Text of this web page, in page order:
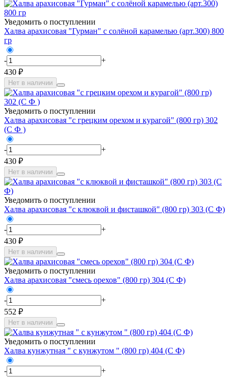
Уведомить о поступлении
Халва арахисовая "Гурман" с солёной карамелью (арт.300) 800
гр
-
+
430 ₽
Нет в наличии
Уведомить о поступлении
Халва арахисовая "с грецким орехом и курагой" (800 гр) 302
(С Ф )
-
+
430 ₽
Нет в наличии
Уведомить о поступлении
Халва арахисовая "с клюквой и фисташкой" (800 гр) 303 (С Ф)
-
+
430 ₽
Нет в наличии
Уведомить о поступлении
Халва арахисовая "смесь орехов" (800 гр) 304 (С Ф)
-
+
552 ₽
Нет в наличии
Уведомить о поступлении
Халва кунжутная " с кунжутом " (800 гр) 404 (С Ф)
-
+